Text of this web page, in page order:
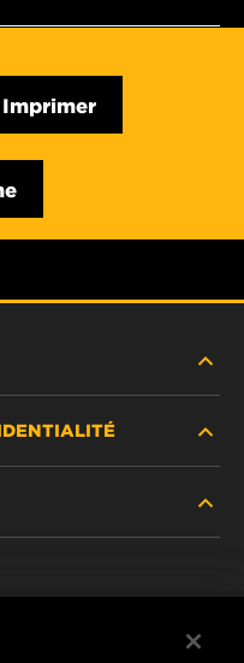
Imprimer